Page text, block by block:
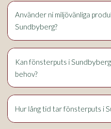
Använder ni miljövänliga
Sundbyberg?
Kan fönsterputs iSundbyberg
behov?
Hur lång tid tar fönsterputs i